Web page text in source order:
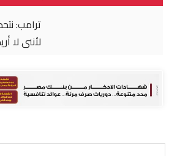
ترامب: نتحدث مع الإيرانيين وأفضّل